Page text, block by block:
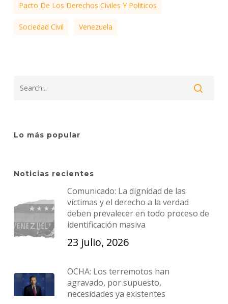
Pacto De Los Derechos Civiles Y Politicos
Sociedad Civil Venezuela
Lo más popular
Noticias recientes
Comunicado: La dignidad de las
víctimas y el derecho a la verdad
deben prevalecer en todo proceso de
identificación masiva
23 julio, 2026
OCHA: Los terremotos han
agravado, por supuesto,
necesidades ya existentes